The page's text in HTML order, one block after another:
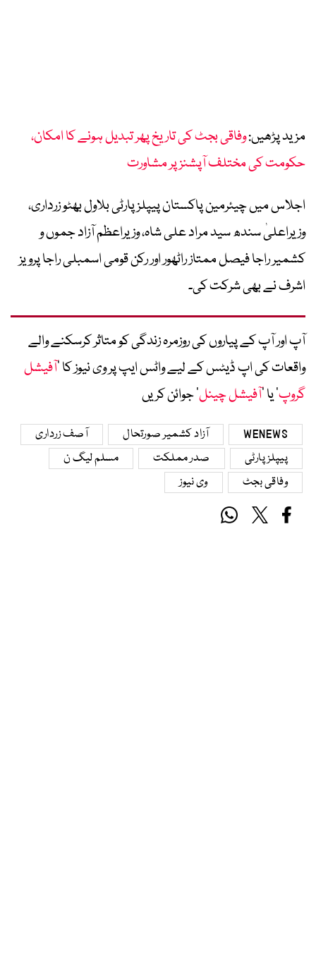
مزید پڑھیں:وفاقی بجٹ کی تاریخ پھر تبدیل ہونے کا امکان،
حکومت کی مختلف آپشنز پر مشاورت
اجلاس میں چیئرمین پاکستان پیپلز پارٹی بلاول بھٹو زرداری،
وزیراعلیٰ سندھ سید مراد علی شاہ، وزیراعظم آزاد جموں و
کشمیر راجا فیصل ممتاز راٹھور اور رکن قومی اسمبلی راجا پرویز
اشرف نے بھی شرکت کی۔
آپ اور آپ کے پیاروں کی روزمرہ زندگی کو متاثر کرسکنے والے
واقعات کی اپ ڈیٹس کے لیے واٹس ایپ پر وی نیوز کا ’آفیشل
گروپ‘ یا ’آفیشل چینل‘ جوائن کریں
WENEWS آزاد کشمیر صورتحال
آصف زرداری
پیپلز پارٹی
صدر مملکت
مسلم لیگ ن
وفاقی بجٹ
وی نیوز